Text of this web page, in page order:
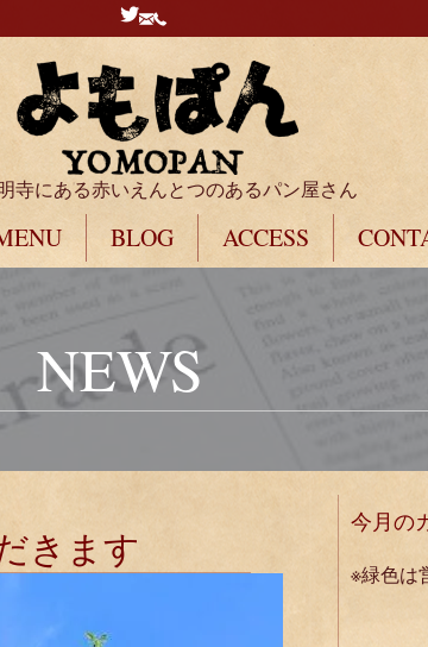
寺にある赤いえんとつのあるパン屋さん
BLOG ACCESS
NEWS
きます
今月の
※緑色は